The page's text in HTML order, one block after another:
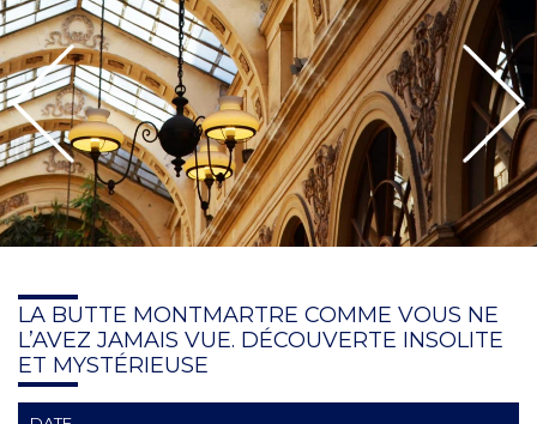
LA BUTTE MONTMARTRE COMME VOUS NE
L’AVEZ JAMAIS VUE. DÉCOUVERTE INSOLITE
ET MYSTÉRIEUSE